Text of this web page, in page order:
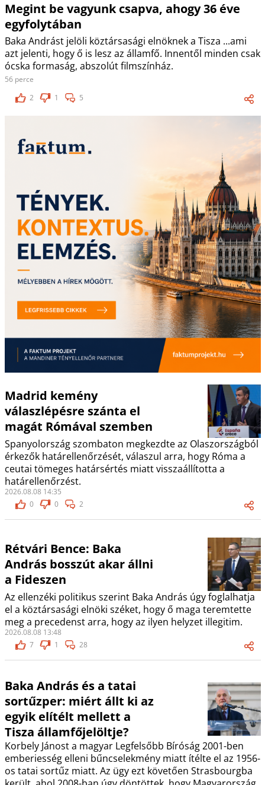
Megint be vagyunk csapva, ahogy 36 éve
egyfolytában
Baka Andrást jelöli köztársasági elnöknek a Tisza ...ami
azt jelenti, hogy ő is lesz az államfő. Innentől minden csak
ócska formaság, abszolút filmszínház.
56 perce
2
1 5
Madrid kemény
válaszlépésre szánta el
magát Rómával szemben
Spanyolország szombaton megkezdte az Olaszországból
érkezők határellenőrzését, válaszul arra, hogy Róma a
ceutai tömeges határsértés miatt visszaállította a
határellenőrzést.
2026.08.08 14:35
0
0 2
Rétvári Bence: Baka
András bosszút akar állni
a Fideszen
Az ellenzéki politikus szerint Baka András úgy foglalhatja
el a köztársasági elnöki széket, hogy ő maga teremtette
meg a precedenst arra, hogy az ilyen helyzet illegitim.
2026.08.08 13:48
7
1 28
Baka András és a tatai
sortűzper: miért állt ki az
egyik elítélt mellett a
Tisza államfőjelöltje?
Korbely Jánost a magyar Legfelsőbb Bíróság 2001-ben
emberiesség elleni bűncselekmény miatt ítélte el az 1956-
os tatai sortűz miatt. Az ügy ezt követően Strasbourgba